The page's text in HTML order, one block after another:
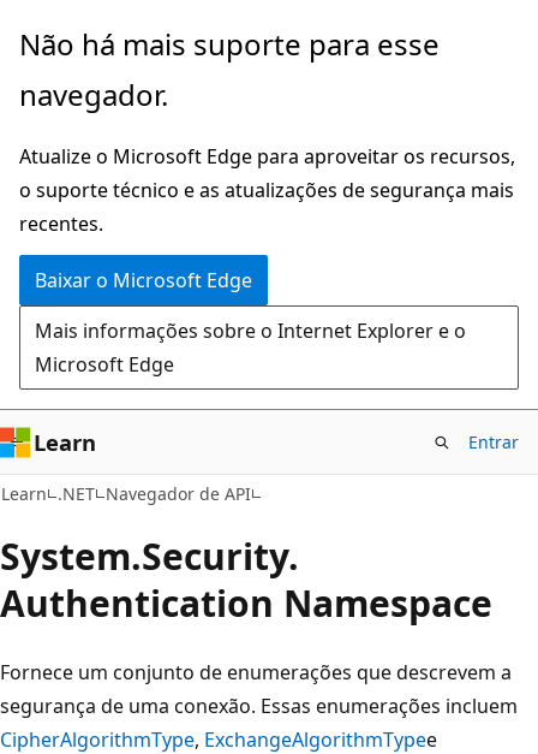
Pular
o
principal
Ignore
passe
a
navegação
na
página
Não há mais suporte para esse
navegador.
Atualize o Microsoft Edge para aproveitar os recursos,
o suporte técnico e as atualizações de segurança mais
recentes.
Baixar o Microsoft Edge
Mais informações sobre o Internet Explorer e o
Microsoft Edge
Learn Entrar
Learn .NET Navegador de API
System.Security.
Authentication Namespace
Fornece um conjunto de enumerações que descrevem a
segurança de uma conexão. Essas enumerações incluem
CipherAlgorithmType, ExchangeAlgorithmTypee